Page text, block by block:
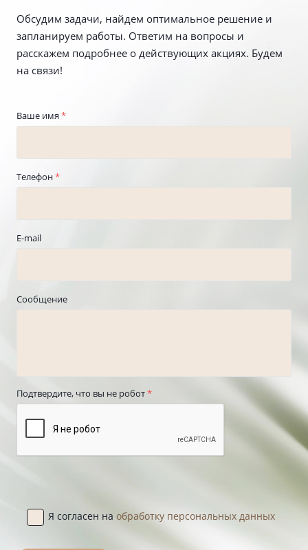
Обсудим задачи, найдем оптимальное решение и
запланируем работы. Ответим на вопросы и
расскажем подробнее о действующих акциях. Будем
на связи!
Ваше имя *
Телефон*
E-mail
Сообщение
Подтвердите, что вы не робот*
Я согласен на обработку персональных данных